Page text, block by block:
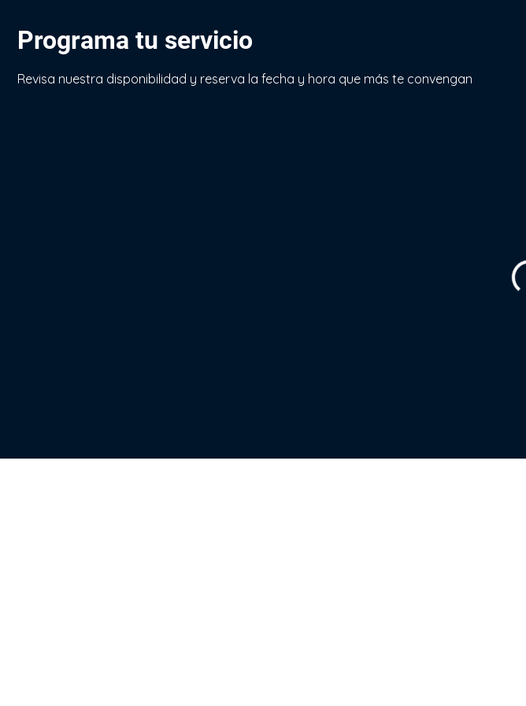
Programa tu servicio
Revisa nuestra disponibilidad y reserva la fecha y hora que más te convengan